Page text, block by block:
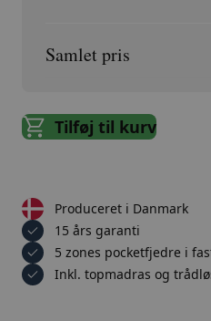
Samlet pris
Tilføj til kurv
Produceret i Danmark
15 års garanti
5 zones pocketfjedre i
Inkl. topmadras og